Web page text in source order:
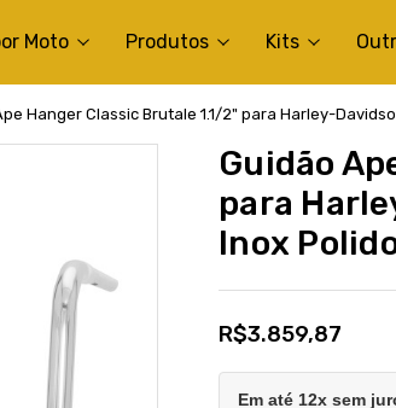
Moto Produtos Kits
Hanger Classic Brutale 1.1/2" para Harley-
Guidão
para
Inox
R$3.859,87
Em até 12x sem